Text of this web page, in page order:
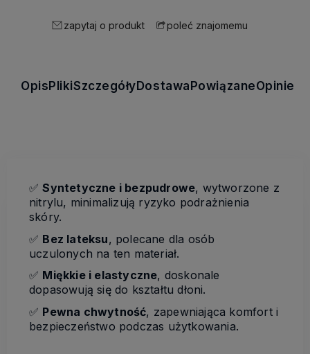
zapytaj o produkt poleć znajomemu
OpisPlikiSzczegółyDostawaPowiązaneOpinie
✅ Syntetyczne i bezpudrowe, wytworzone z
nitrylu, minimalizują ryzyko podrażnienia
skóry.
✅ Bez lateksu, polecane dla osób
uczulonych na ten materiał.
✅ Miękkie i elastyczne, doskonale
dopasowują się do kształtu dłoni.
✅ Pewna chwytność, zapewniająca komfort i
bezpieczeństwo podczas użytkowania.